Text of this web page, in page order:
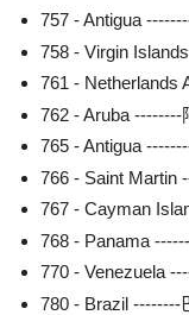
757 - Antigua
758 - Virgin
761 - Netherlands
762 - Aruba --------
765 - Antigua
766 - Saint Martin
767 - Cayman
768 - Panama
770 - Venezuela
780 - Brazil --------